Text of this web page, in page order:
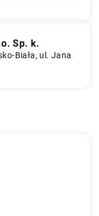
Sp. k.
Biała, ul. Jana